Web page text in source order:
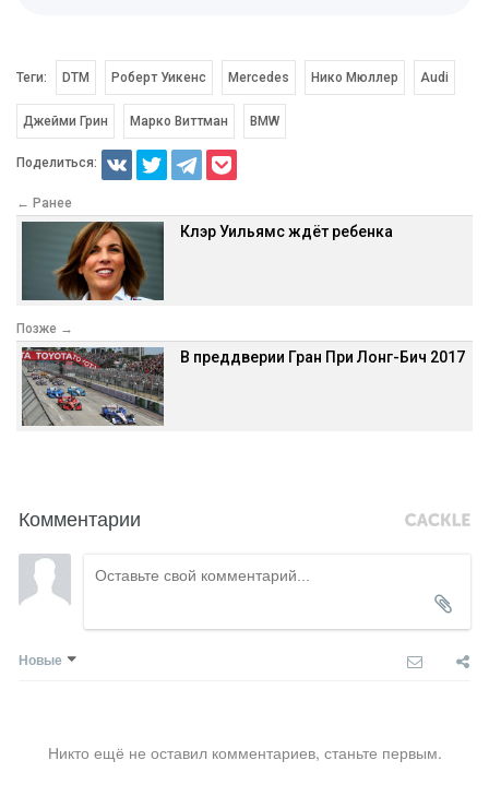
Теги: DTM Роберт Уикенс Mercedes Нико Мюллер Audi
Джейми Грин Марко Виттман BMW
Поделиться:
← Ранее
Клэр Уильямс ждёт ребенка
Позже →
В преддверии Гран При Лонг-Бич 2017
Комментарии
Новые
Никто ещё не оставил комментариев, станьте первым.